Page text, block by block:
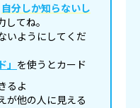
自分しか知らないし
してね。
いようにしてくだ
を使うとカード
るよ
が他の人に見える